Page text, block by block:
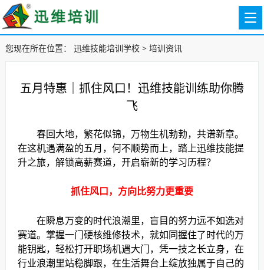
您现在所在位置： 迅维技能培训学校> 培训资讯
五月特惠｜抓住风口！迅维技能训练助你腾
飞
春回大地，繁花似锦，万物生机勃勃，共谱新章。
在这机遇满盈的五月，何不顺势而上，踏上迅维技能提
升之旅，解锁高薪赛道，开启崭新的学习历程？
抓住风口，方向比努力更重要
在瞬息万变的时代浪潮里，盲目的努力远不如选对
赛道。掌握一门硬核维修技术，就如同握住了时代的万
能钥匙，轻松打开职场机遇大门，凭一技之长立身，在
行业浪潮里站稳脚跟，在生活舞台上绽放独属于自己的